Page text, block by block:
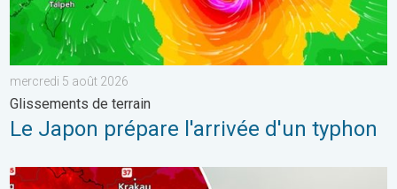
mercredi 5 août 2026
Glissements de terrain
Le Japon prépare l'arrivée d'un typhon
Des températures supérieures à 40°C. Canicule Europe de